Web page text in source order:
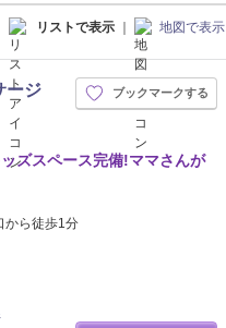
リストで表示 ｜ 地図で表示
ージ ブックマークする
ズスペース完備!ママさんが
から徒歩1分